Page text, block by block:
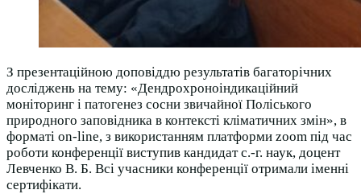
З презентаційною доповіддю результатів багаторічних
досліджень на тему: «Дендрохроноіндикаційний
моніторинг і патогенез сосни звичайної Поліського
природного заповідника в контексті кліматичних змін», в
форматі on-line, з використанням платформи zoom під час
роботи конференції виступив кандидат с.-г. наук, доцент
Левченко В. Б. Всі учасники конференції отримали іменні
сертифікати.